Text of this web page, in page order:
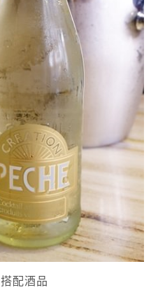
配酒品